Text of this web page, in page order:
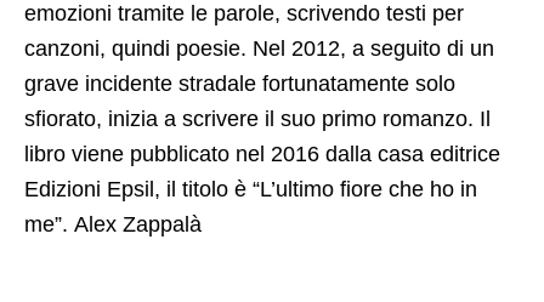
emozioni tramite le parole, scrivendo testi per
canzoni, quindi poesie. Nel 2012, a seguito di un
grave incidente stradale fortunatamente solo
sfiorato, inizia a scrivere il suo primo romanzo. Il
libro viene pubblicato nel 2016 dalla casa editrice
Edizioni Epsil, il titolo è “L’ultimo fiore che ho in
me”. Alex Zappalà